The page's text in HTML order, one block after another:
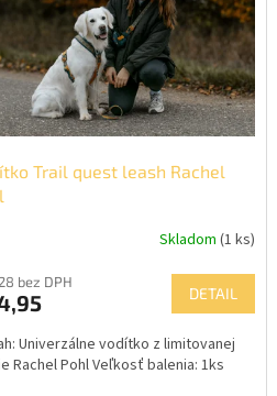
Trail quest leash Rachel
Skladom (1 ks)
bez DPH
DETAIL
Univerzálne vodítko z limitovanej
Rachel Pohl Veľkosť balenia: 1ks